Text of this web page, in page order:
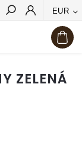
EUR
Hľadať
ZELENÁ